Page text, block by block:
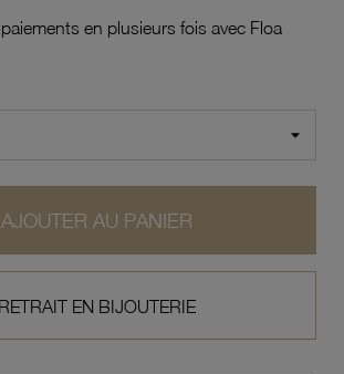
en plusieurs fois avec Floa
AJOUTER AU PANIER
RETRAIT EN BIJOUTERIE